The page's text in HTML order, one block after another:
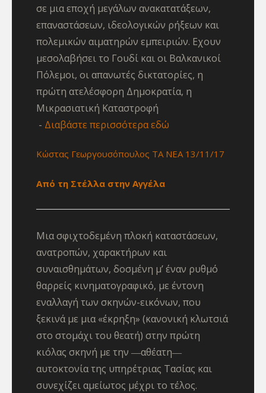
σε μια εποχή μεγάλων ανακατατάξεων,
επαναστάσεων, ιδεολογικών ρήξεων και
πολεμικών αιματηρών εμπειριών. Εχουν
μεσολαβήσει το Γουδί και οι Βαλκανικοί
Πόλεμοι, οι απανωτές δικτατορίες, η
πρώτη ατελέσφορη Δημοκρατία, η
Μικρασιατική Καταστροφή
Διαβάστε περισσότερα εδώ
Κώστας Γεωργουσόπουλος ΤΑ ΝΕΑ 13/11/17
Από τη Στέλλα στην Αγγέλα
Μια σφιχτοδεμένη πλοκή καταστάσεων,
ανατροπών, χαρακτήρων και
συναισθημάτων, δοσμένη μ’ έναν ρυθμό
θαρρείς κινηματογραφικό, με έντονη
εναλλαγή των σκηνών-εικόνων, που
ξεκινά με μια «έκρηξη» (κανονική κλωτσιά
στο στομάχι του θεατή) στην πρώτη
κιόλας σκηνή με την ―αθέατη―
αυτοκτονία της υπηρέτριας Τασίας και
συνεχίζει αμείωτος μέχρι το τέλος.